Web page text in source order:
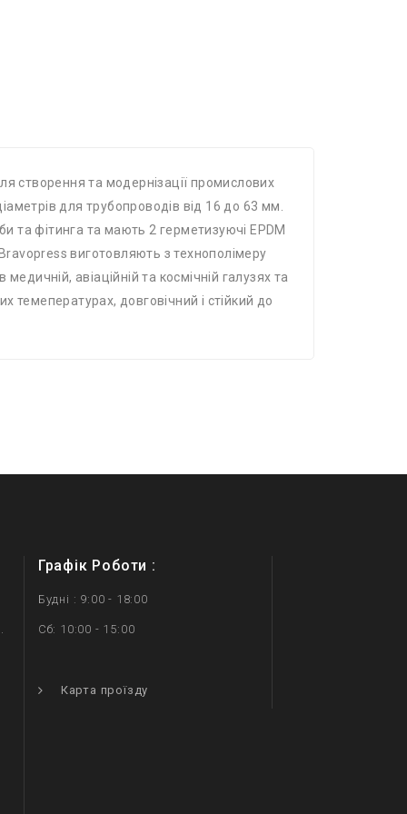
створення та модернізації промислових
для трубопроводів від 16 до 63 мм.
та фітинга та мають 2 герметизуючі EPDM
виготовляють ​​з технополімеру
авіаційній та космічній галузях та
довговічний і стійкий до
Графік Роботи :
Будні : 9:00 - 18:00
Сб: 10:00 - 15:00
Карта проїзду